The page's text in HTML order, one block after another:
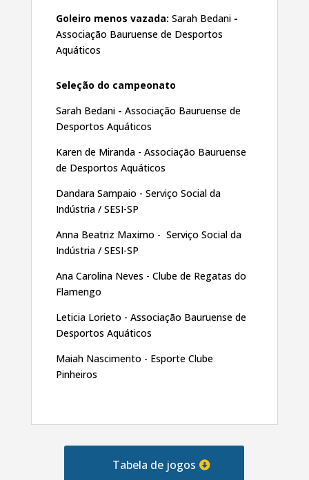
Goleiro menos vazada: Sarah Bedani-
Associação Bauruense de Desportos
Aquáticos
Seleção do campeonato
Sarah Bedani- Associação Bauruense de
Desportos Aquáticos
Karen de Miranda - Associação Bauruense
de Desportos Aquáticos
Dandara Sampaio - Serviço Social da
Indústria / SESI-SP
Anna Beatriz Maximo - Serviço Social da
Indústria / SESI-SP
Ana Carolina Neves - Clube de Regatas do
Flamengo
Leticia Lorieto - Associação Bauruense de
Desportos Aquáticos
Maiah Nascimento - Esporte Clube
Pinheiros
Tabela de jogos